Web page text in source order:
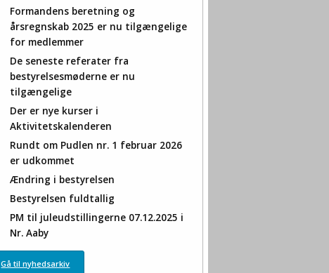
Formandens beretning og
årsregnskab 2025 er nu tilgængelige
for medlemmer
De seneste referater fra
bestyrelsesmøderne er nu
tilgængelige
Der er nye kurser i
Aktivitetskalenderen
Rundt om Pudlen nr. 1 februar 2026
er udkommet
Ændring i bestyrelsen
Bestyrelsen fuldtallig
PM til juleudstillingerne 07.12.2025 i
Nr. Aaby
Gå til nyhedsarkiv